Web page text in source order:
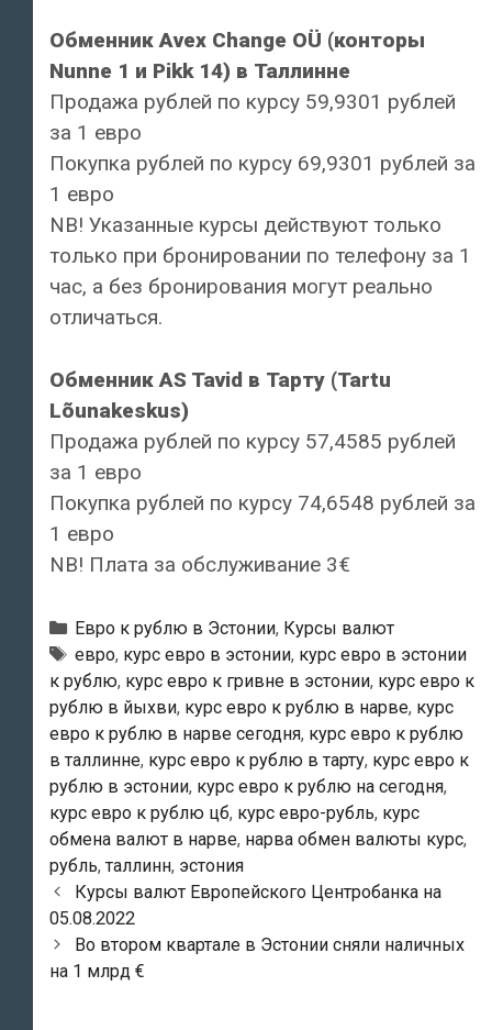
Обменник Avex Change OÜ (конторы
Nunne 1 и Pikk 14) в Таллинне
Продажа рублей по курсу 59,9301 рублей
за 1 евро
Покупка рублей по курсу 69,9301 рублей за
1 евро
NB! Указанные курсы действуют только
только при бронировании по телефону за 1
час, а без бронирования могут реально
отличаться.
Обменник AS Tavid в Тарту (Tartu
Lõunakeskus)
Продажа рублей по курсу 57,4585 рублей
за 1 евро
Покупка рублей по курсу 74,6548 рублей за
1 евро
NB! Плата за обслуживание 3€
Рубрики
Евро к рублю в Эстонии, Курсы валют
Тэги
евро, курс евро в эстонии, курс евро в эстонии
к рублю, курс евро к гривне в эстонии, курс евро к
рублю в йыхви, курс евро к рублю в нарве, курс
евро к рублю в нарве сегодня, курс евро к рублю
в таллинне, курс евро к рублю в тарту, курс евро к
рублю в эстонии, курс евро к рублю на сегодня,
курс евро к рублю цб, курс евро-рубль, курс
обмена валют в нарве, нарва обмен валюты курс,
рубль,таллинн, эстония
Навигация
по
записям
Курсы валют Европейского Центробанка на
05.08.2022
Во втором квартале в Эстонии сняли наличных
на 1 млрд €